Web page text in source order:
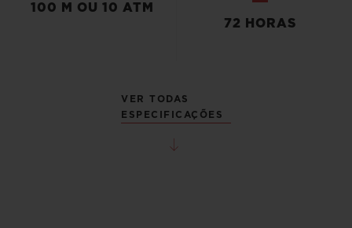
100 M OU 10 ATM
72 HORAS
VER TODAS
ESPECIFICAÇÕES